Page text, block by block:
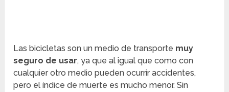
Las bicicletas son un medio de transporte muy
seguro de usar, ya que al igual que como con
cualquier otro medio pueden ocurrir accidentes,
pero el índice de muerte es mucho menor. Sin